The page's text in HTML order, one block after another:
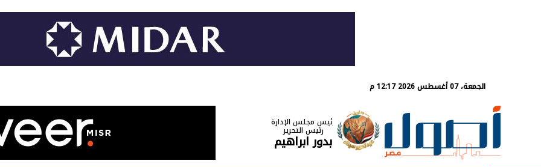
الجمعة، 07 أغسطس 2026 12:17 م
رئيس مجلس الإدارة
رئيس التحرير
بدور ابراهيم